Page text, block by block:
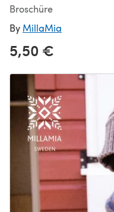
Broschüre
By MillaMia
5,50 €